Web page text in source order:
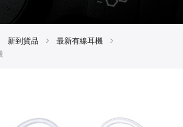
新到貨品
最新有線耳機